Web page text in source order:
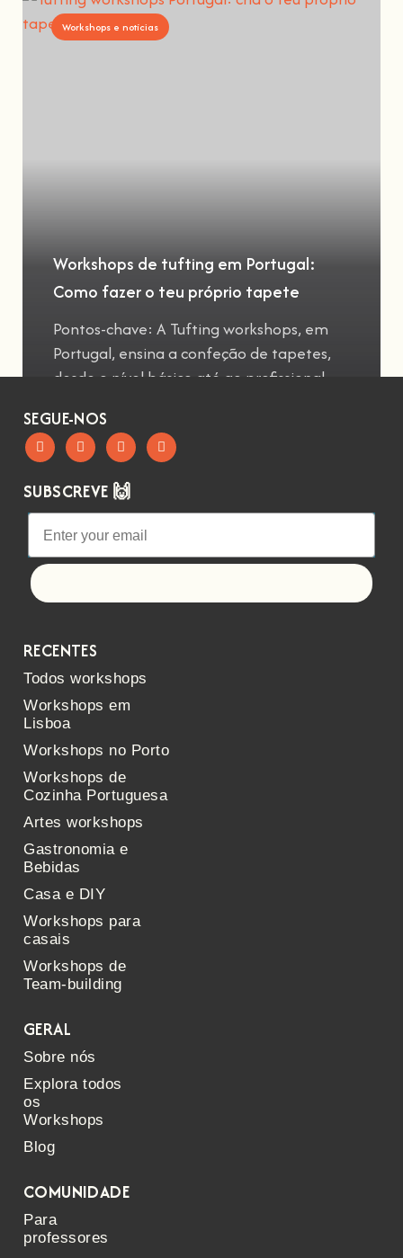
Workshops e notícias
Workshops de tufting em Portugal:
Como fazer o teu próprio tapete
Pontos-chave: A Tufting workshops, em
Portugal, ensina a confeção de tapetes,
desde o nível básico até ao profissional
SEGUE-NOS
SUBSCREVE 🙌
RECENTES
Todos workshops
Workshops em
Lisboa
Workshops no Porto
Workshops de
Cozinha Portuguesa
Artes workshops
Gastronomia e
Bebidas
Casa e DIY
Workshops para
casais
Workshops de
Team-building
GERAL
Sobre nós
Explora todos
os
Workshops
Blog
COMUNIDADE
Para
professores